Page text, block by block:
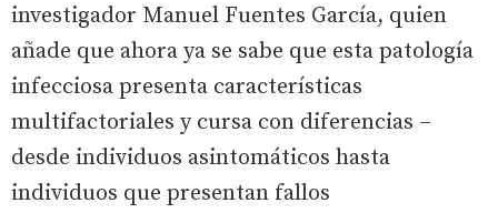
investigador Manuel Fuentes García, quien
añade que ahora ya se sabe que esta patología
infecciosa presenta características
multifactoriales y cursa con diferencias –
desde individuos asintomáticos hasta
individuos que presentan fallos